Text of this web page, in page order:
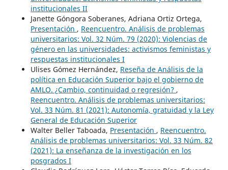
institucionales II
Janette Góngora Soberanes, Adriana Ortiz Ortega,
Presentación , Reencuentro. Análisis de problemas
universitarios: Vol. 32 Núm. 79 (2020): Violencias de
género en las universidades: activismos feministas y
respuestas institucionales I
Ulises Gómez Hernández, Reseña de Análisis de la
política en Educación Superior bajo el gobierno de
AMLO. ¿Cambio, continuidad o regresión? ,
Reencuentro. Análisis de problemas universitarios:
Vol. 33 Núm. 81 (2021): Autonomía, gratuidad y la Ley
General de Educación Superior
Walter Beller Taboada, Presentación , Reencuentro.
Análisis de problemas universitarios: Vol. 33 Núm. 82
(2021): La enseñanza de la investigación en los
posgrados I